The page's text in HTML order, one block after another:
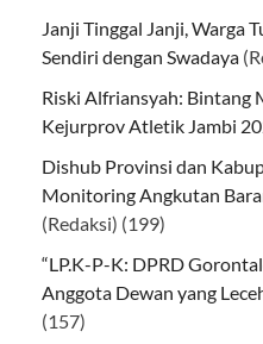
Janji Tinggal Janji, Warga
Sendiri dengan Swadaya
Riski Alfriansyah: Bintang
Kejurprov Atletik Jambi
Dishub Provinsi dan
Monitoring Angkutan
(Redaksi) (199)
“LP.K-P-K: DPRD
Anggota Dewan yang
(157)